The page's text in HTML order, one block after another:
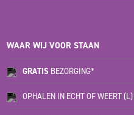
WAAR WIJ VOOR STAAN
GRATIS BEZORGING*
OPHALEN IN ECHT OF WEERT (L)